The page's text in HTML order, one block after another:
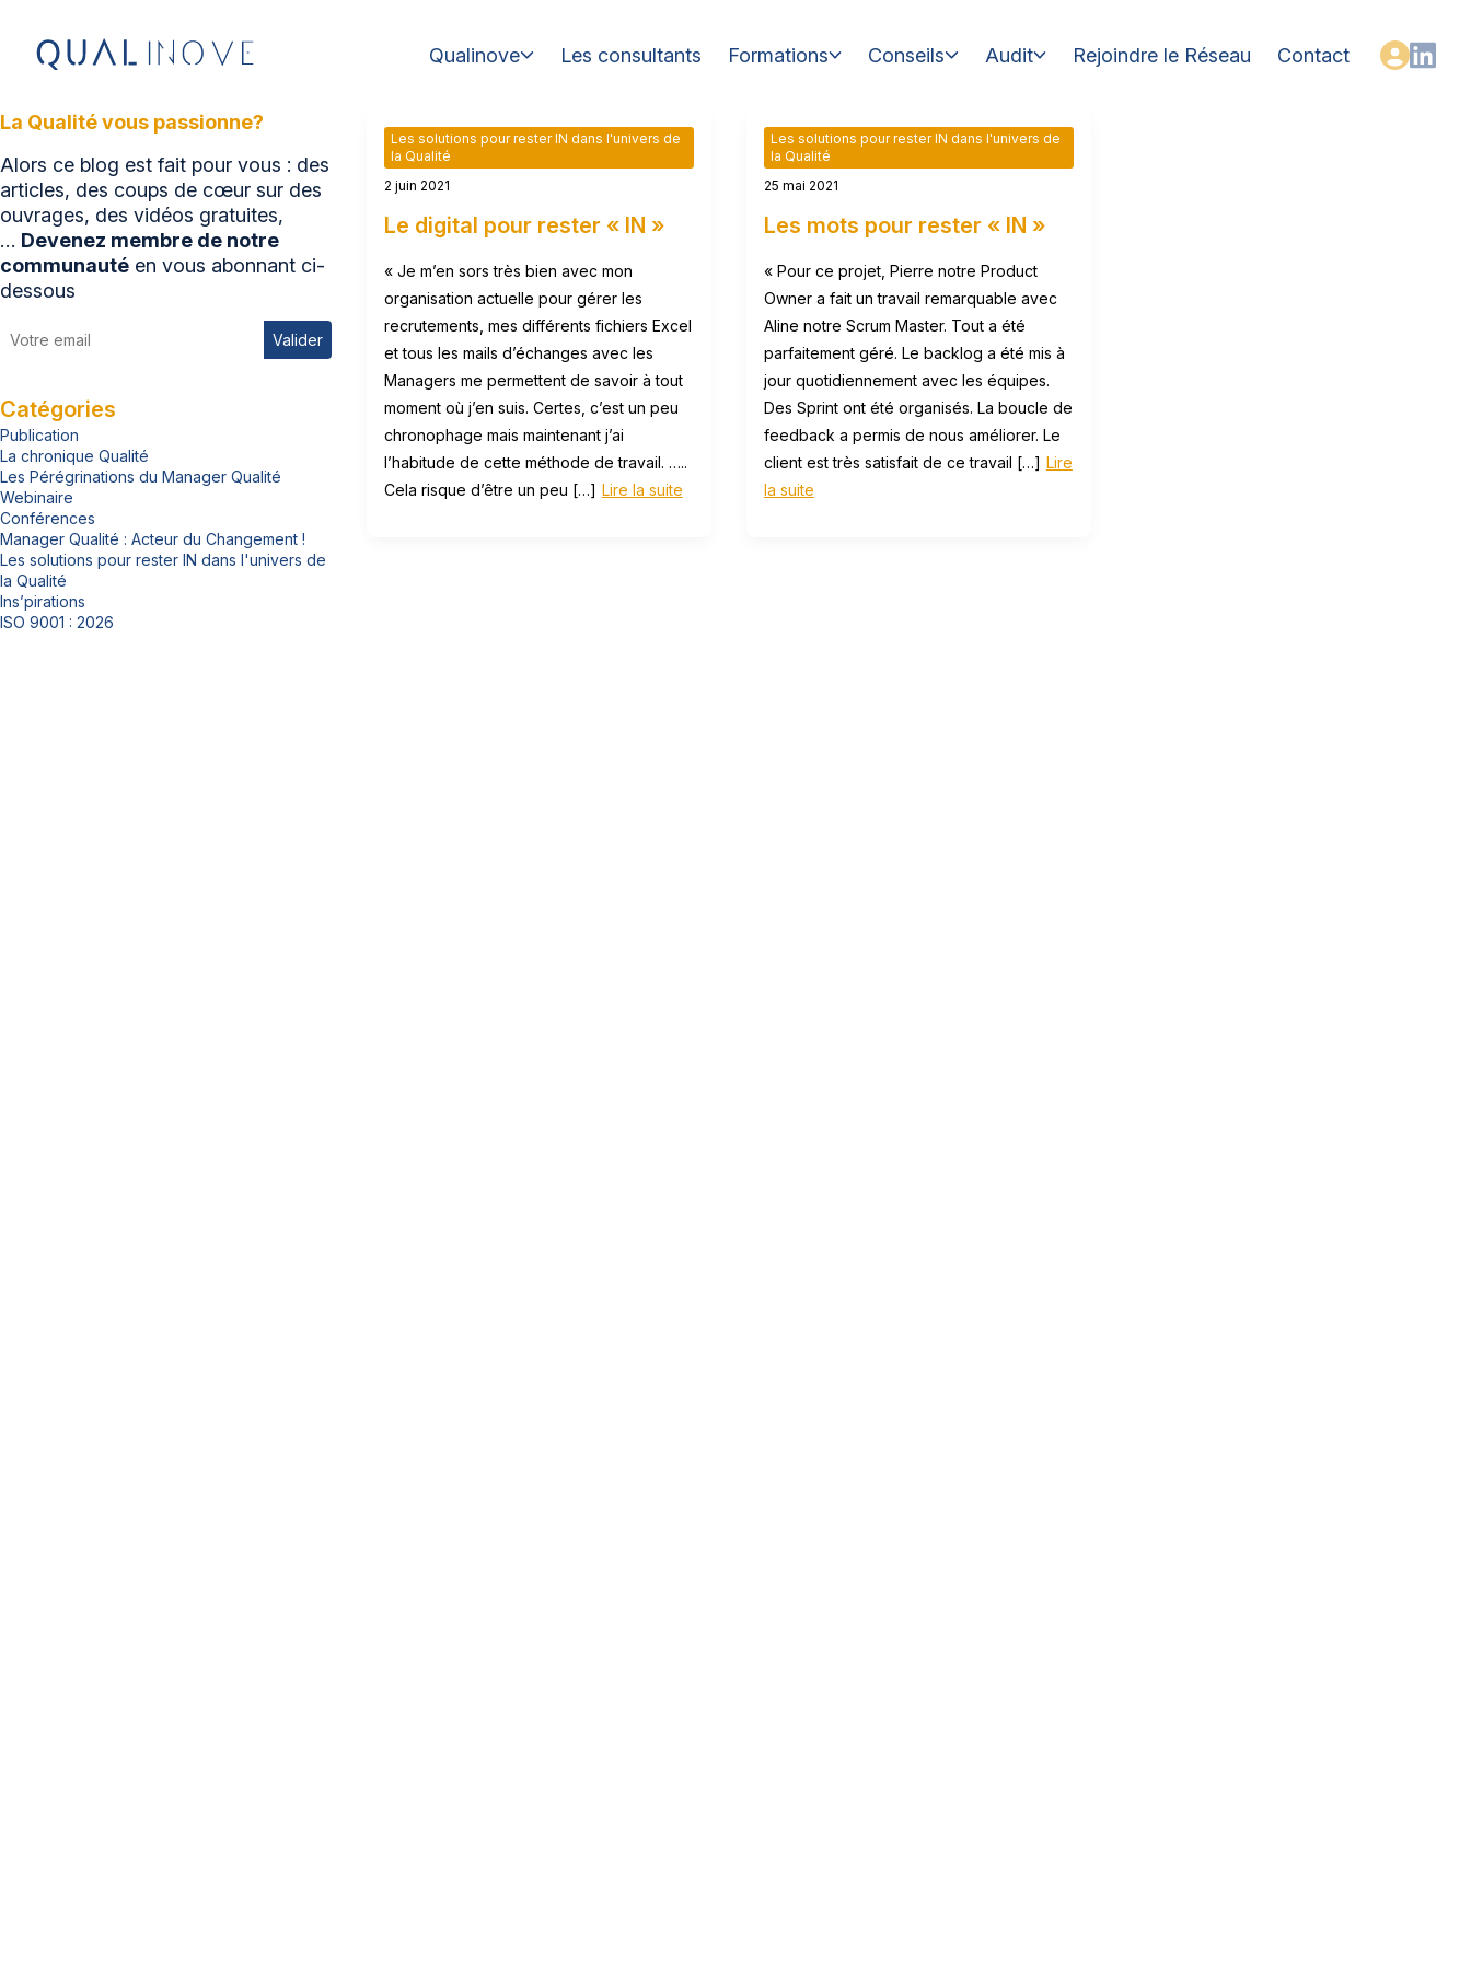
Qualinove Les consultants Formations Conseils Audit Rejoindre le Réseau Contact
La Qualité vous passionne?
Alors ce blog est fait pour vous : des
articles, des coups de cœur sur des
ouvrages, des vidéos gratuites,
… Devenez membre de notre
communauté en vous abonnant ci-
dessous
Valider
Catégories
Publication
La chronique Qualité
Les Pérégrinations du Manager Qualité
Webinaire
Conférences
Manager Qualité : Acteur du Changement !
Les solutions pour rester IN dans l'univers de
la Qualité
Ins’pirations
ISO 9001 : 2026
Les solutions pour rester IN dans l'univers de
la Qualité
2 juin 2021
Le digital pour rester « IN »
« Je m’en sors très bien avec mon
organisation actuelle pour gérer les
recrutements, mes différents fichiers Excel
et tous les mails d’échanges avec les
Managers me permettent de savoir à tout
moment où j’en suis. Certes, c’est un peu
chronophage mais maintenant j’ai
l’habitude de cette méthode de travail. …..
Cela risque d’être un peu […] Lire la suite
Les solutions pour rester IN dans l'univers de
la Qualité
25 mai 2021
Les mots pour rester « IN »
« Pour ce projet, Pierre notre Product
Owner a fait un travail remarquable avec
Aline notre Scrum Master. Tout a été
parfaitement géré. Le backlog a été mis à
jour quotidiennement avec les équipes.
Des Sprint ont été organisés. La boucle de
feedback a permis de nous améliorer. Le
client est très satisfait de ce travail […] Lire
la suite